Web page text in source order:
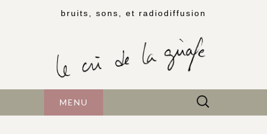
bruits, sons, et radiodiffusion
MENU Rechercher :